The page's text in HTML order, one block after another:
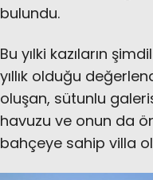
bulundu.
Bu yılki kazıların
yıllık olduğu
oluşan, sütunlu
havuzu ve onun da
bahçeye sahip villa